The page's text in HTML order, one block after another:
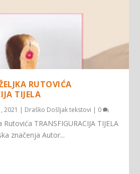
RUTOVIĆA
TIJELA
2021 | Draško Došljak tekstovi | 0
TRANSFIGURACIJA TIJELA
značenja Autor...